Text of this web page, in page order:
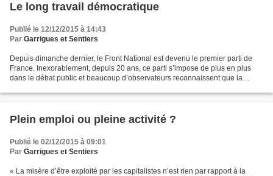
Le long travail démocratique
Publié le 12/12/2015 à 14:43
Par Garrigues et Sentiers
Depuis dimanche dernier, le Front National est devenu le premier parti de
France. Inexorablement, depuis 20 ans, ce parti s’impose de plus en plus
dans le débat public et beaucoup d’observateurs reconnaissent que la
Plein emploi ou pleine activité ?
Publié le 02/12/2015 à 09:01
Par Garrigues et Sentiers
« La misère d’être exploité par les capitalistes n’est rien par rapport à la